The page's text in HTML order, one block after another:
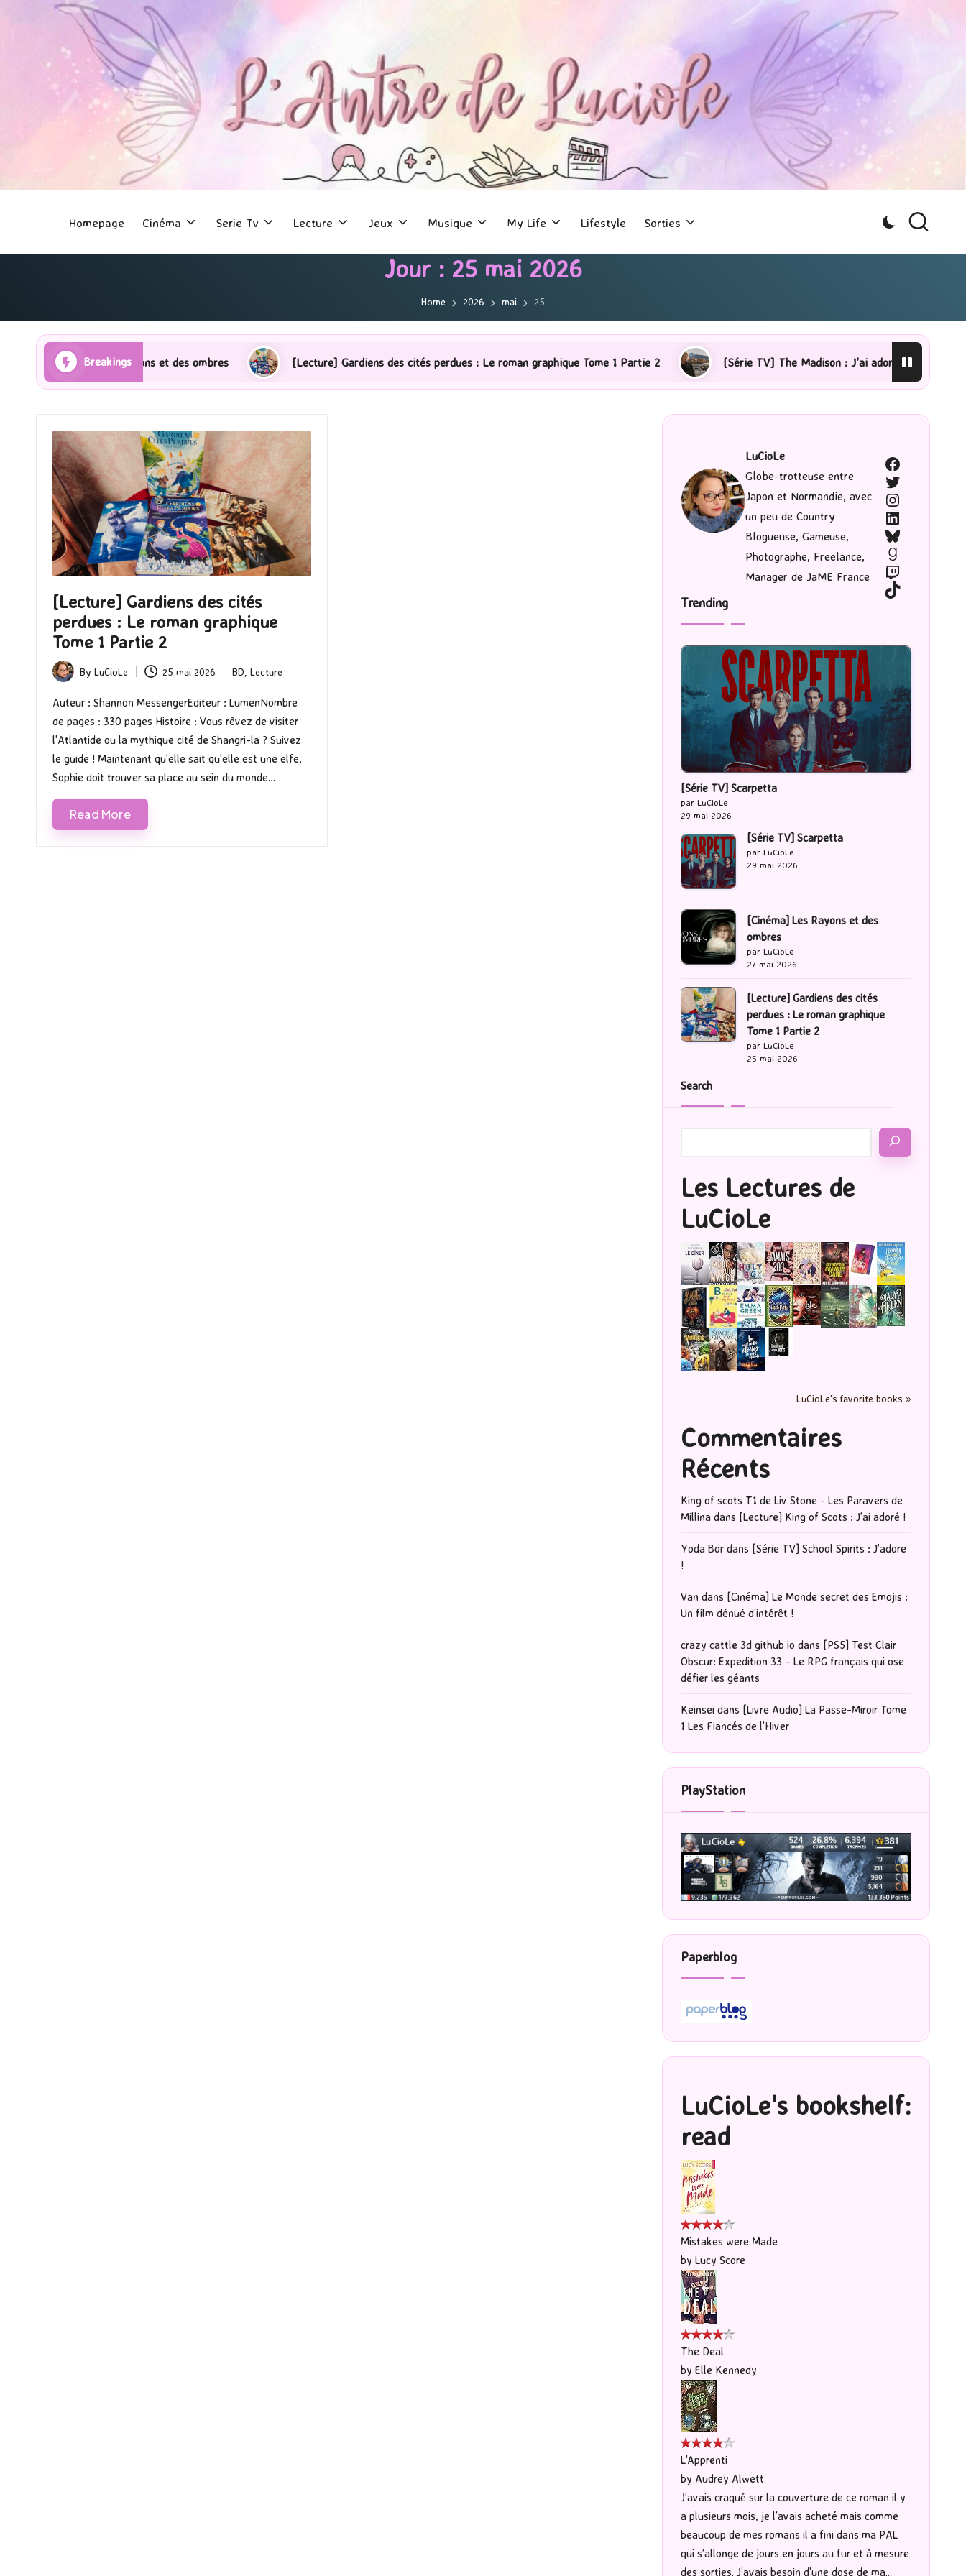
Homepage Cinéma Serie Tv Lecture Jeux Musique My Life Lifestyle Sorties
Jour : 25 mai 2026
Home 2026 mai 25
Breakings
Les Rayons et des ombres [Lecture] Gardiens des cités perdues : Le roman graphique Tome 1 Partie 2 [Série TV] The Madison : J’ai adoré ! [Lecture] La
[Lecture] Gardiens des cités
perdues : Le roman graphique
Tome 1 Partie 2
Posted
by
By LuCioLe 25 mai 2026
Posted
BD ,Lecture
Auteur : Shannon MessengerEditeur : LumenNombre
de pages : 330 pages Histoire : Vous rêvez de visiter
l'Atlantide ou la mythique cité de Shangri-la ? Suivez
le guide ! Maintenant qu'elle sait qu'elle est une elfe,
Sophie doit trouver sa place au sein du monde…
Read More
LuCioLe
Globe-trotteuse entre
Japon et Normandie, avec
un peu de Country
Blogueuse, Gameuse,
Photographe, Freelance,
Manager de JaME France
Facebook
Twitter
Instagram
LinkedIn
Bluesky
Goodreads
Twitch
TikTok
Trending
[Série TV] Scarpetta
par LuCioLe
29 mai 2026
[Série TV] Scarpetta
par LuCioLe
29 mai 2026
[Cinéma] Les Rayons et des
ombres
par LuCioLe
27 mai 2026
[Lecture] Gardiens des cités
perdues : Le roman graphique
Tome 1 Partie 2
par LuCioLe
25 mai 2026
Search
Les Lectures de
LuCioLe
LuCioLe's favorite books »
Commentaires
Récents
King of scots T1 de Liv Stone - Les Paravers de
Millinadans [Lecture] King of Scots : J’ai adoré !
Yoda Bordans [Série TV] School Spirits : J’adore
!
Van dans [Cinéma] Le Monde secret des Emojis :
Un film dénué d’intérêt !
crazy cattle 3d github io dans [PS5] Test Clair
Obscur: Expedition 33 – Le RPG français qui ose
défier les géants
Keinseidans [Livre Audio] La Passe-Miroir Tome
1 Les Fiancés de l’Hiver
PlayStation
Paperblog
LuCioLe's bookshelf:
read
Mistakes were Made
by Lucy Score
The Deal
by Elle Kennedy
L'Apprenti
by Audrey Alwett
J’avais craqué sur la couverture de ce roman il y
a plusieurs mois, je l’avais acheté mais comme
beaucoup de mes romans il a fini dans ma PAL
qui s’allonge de jours en jours au fur et à mesure
des sorties. J’avais besoin d’une dose de ma...